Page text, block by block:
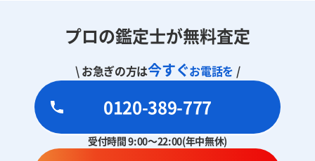
プロの鑑定士が無料査定
\ お急ぎの方は今すぐお電話を /
0120-389-777
受付時間 9:00～22:00(年中無休)